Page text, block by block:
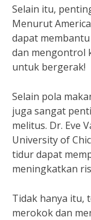
Selain itu,
Menurut
dapat
dan mengontrol
untuk bergerak!
Selain pola
juga sangat
melitus. Dr. Eve
University of
tidur dapat
meningkatkan
Tidak hanya itu,
merokok dan